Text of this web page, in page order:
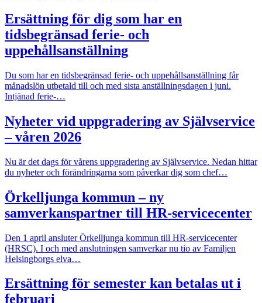
Ersättning för dig som har en
tidsbegränsad ferie- och
uppehållsanställning
Du som har en tidsbegränsad ferie- och uppehållsanställning får
månadslön utbetald till och med sista anställningsdagen i juni.
Intjänad ferie-…
Nyheter vid uppgradering av Självservice
– våren 2026
Nu är det dags för vårens uppgradering av Självservice. Nedan hittar
du nyheter och förändringarna som påverkar dig som chef…
Örkelljunga kommun – ny
samverkanspartner till HR-servicecenter
Den 1 april ansluter Örkelljunga kommun till HR-servicecenter
(HRSC). I och med anslutningen samverkar nu tio av Familjen
Helsingborgs elva…
Ersättning för semester kan betalas ut i
februari